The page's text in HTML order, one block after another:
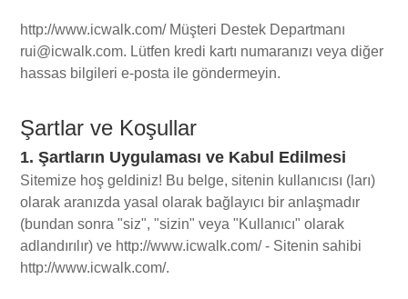
http://www.icwalk.com/ Müşteri Destek Departmanı
rui@icwalk.com. Lütfen kredi kartı numaranızı veya diğer
hassas bilgileri e-posta ile göndermeyin.
Şartlar ve Koşullar
1. Şartların Uygulaması ve Kabul Edilmesi
Sitemize hoş geldiniz! Bu belge, sitenin kullanıcısı (ları)
olarak aranızda yasal olarak bağlayıcı bir anlaşmadır
(bundan sonra "siz", "sizin" veya "Kullanıcı" olarak
adlandırılır) ve http://www.icwalk.com/ - Sitenin sahibi
http://www.icwalk.com/.